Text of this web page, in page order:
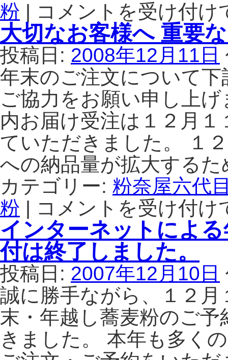
粉 |
年
越
し
用
そ
ば
粉
の
販
売
終
了
と
お
願
い
コメントを受け付け
大切なお客様へ 重要
投稿日: 2008年12月11日
年末のご注文について
ご協力をお願い申し上
内お届け受注は１２月
ていただきました。 １
への納品量が拡大する
カテゴリー: 粉奈屋六代
粉 |
大
切
な
お
客
様
へ
重
要
な
ら
コメントを受け付け
インターネットによ
付は終了しました。
投稿日: 2007年12月10日
誠に勝手ながら、１２
末・年越し蕎麦粉のご
きました。 本年も多く